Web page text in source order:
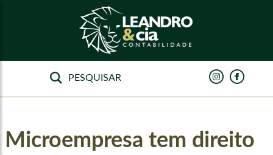
Microempresa tem direito